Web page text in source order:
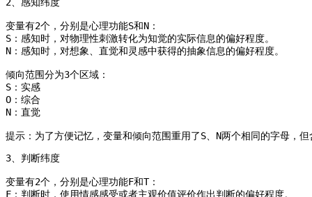
变量有2个，分别是心理功能S和N：
S：感知时，对物理性刺激转化为知觉的实际信息的偏好程度。
N：感知时，对想象、直觉和灵感中获得的抽象信息的偏好程度。
倾向范围分为3个区域：
S：实感
O：综合
N：直觉
提示：为了方便记忆，变量和倾向范围重用了S、N两个相同的字母，
3、判断纬度
变量有2个，分别是心理功能F和T：
F：判断时，使用情感感受或者主观价值评价作出判断的偏好程度。